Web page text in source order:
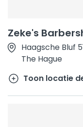
Zeke's
Haagsche Bluf
The Hague
Toon locatie